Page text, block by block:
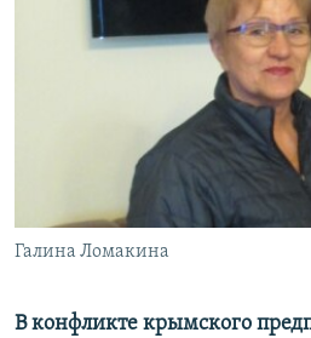
ПОБЕДИТЕЛЕЙ НЕ СУДЯТ?
УКРАИНСКАЯ ПРОБЛЕМА КРЫМА
ПРИСОЕДИНЯЙТЕСЬ!
Все сайты RFE/RL
Галина Ломакина
В конфликте крымского